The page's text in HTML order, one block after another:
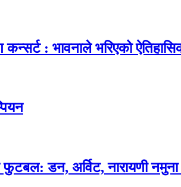
कन्सर्ट : भावनाले भरिएको
डन, अर्विट, नारायणी नमुना